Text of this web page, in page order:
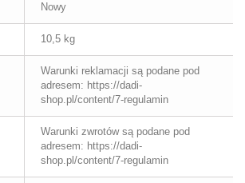
Nowy
10,5 kg
Warunki reklamacji są podane pod
adresem: https://dadi-
shop.pl/content/7-regulamin
Warunki zwrotów są podane pod
adresem: https://dadi-
shop.pl/content/7-regulamin